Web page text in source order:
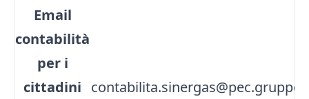
Email
contabilità
per i
cittadini